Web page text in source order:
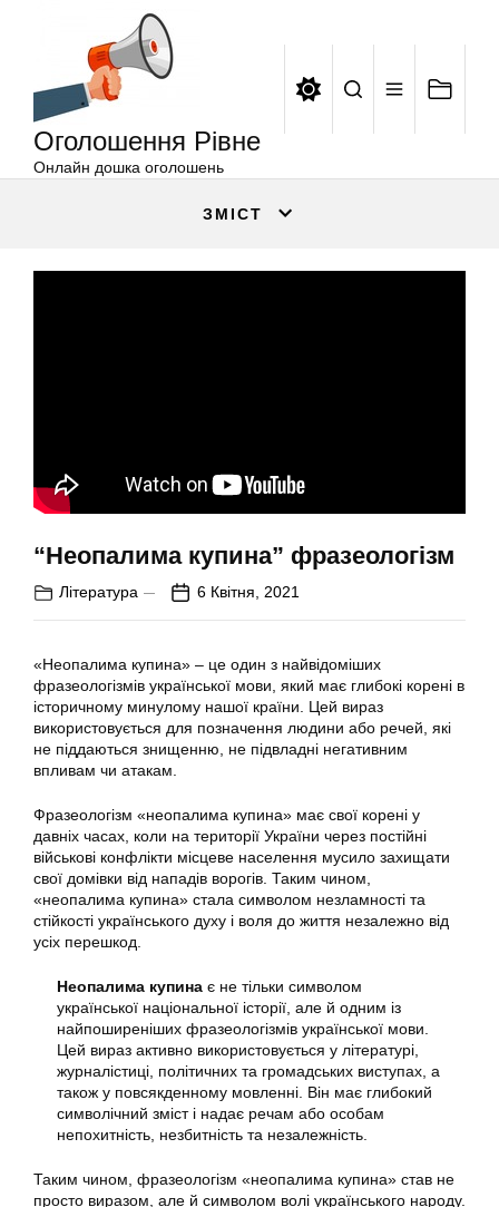
Оголошення Рівне
Онлайн дошка оголошень
ЗМІСТ
“Неопалима купина” фразеологізм
Література 6 Квітня, 2021
«Неопалима купина» – це один з найвідоміших
фразеологізмів української мови, який має глибокі корені в
історичному минулому нашої країни. Цей вираз
використовується для позначення людини або речей, які
не піддаються знищенню, не підвладні негативним
впливам чи атакам.
Фразеологізм «неопалима купина» має свої корені у
давніх часах, коли на території України через постійні
військові конфлікти місцеве населення мусило захищати
свої домівки від нападів ворогів. Таким чином,
«неопалима купина» стала символом незламності та
стійкості українського духу і воля до життя незалежно від
усіх перешкод.
Неопалима купина є не тільки символом
української національної історії, але й одним із
найпоширеніших фразеологізмів української мови.
Цей вираз активно використовується у літературі,
журналістиці, політичних та громадських виступах, а
також у повсякденному мовленні. Він має глибокий
символічний зміст і надає речам або особам
непохитність, незбитність та незалежність.
Таким чином, фразеологізм «неопалима купина» став не
просто виразом, але й символом волі українського народу.